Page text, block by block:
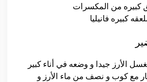
كبيره فانيليا
الأرز جيدا و وضعه في أناء كبير
مع كوب و نصف من ماء الأرز و